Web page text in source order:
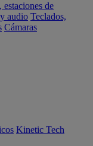
estaciones de
audio Teclados,
Cámaras
Kinetic Tech